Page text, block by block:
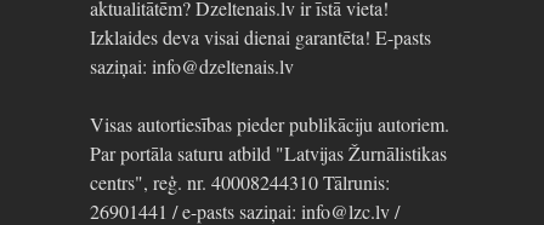
aktualitātēm? Dzeltenais.lv ir īstā vieta!
Izklaides deva visai dienai garantēta! E-pasts
saziņai: info@dzeltenais.lv
Visas autortiesības pieder publikāciju autoriem.
Par portāla saturu atbild "Latvijas Žurnālistikas
centrs", reģ. nr. 40008244310 Tālrunis:
26901441 / e-pasts saziņai: info@lzc.lv /